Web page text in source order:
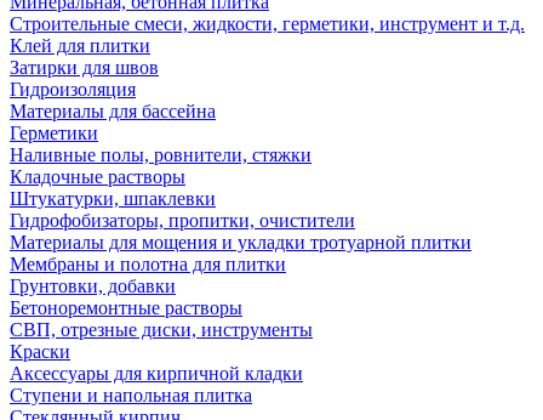
Строительные смеси, жидкости, герметики, инструмент и т.д.
Клей для плитки
Затирки для швов
Гидроизоляция
Материалы для бассейна
Герметики
Наливные полы, ровнители, стяжки
Кладочные растворы
Штукатурки, шпаклевки
Гидрофобизаторы, пропитки, очистители
Материалы для мощения и укладки тротуарной плитки
Мембраны и полотна для плитки
Грунтовки, добавки
Бетоноремонтные растворы
СВП, отрезные диски, инструменты
Краски
Аксессуары для кирпичной кладки
Ступени и напольная плитка